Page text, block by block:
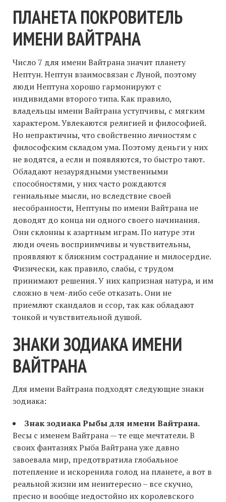
ПЛАНЕТА ПОКРОВИТЕЛЬ
ИМЕНИ ВАЙТРАНА
Число 7 для имени Вайтрана значит планету
Нептун. Нептун взаимосвязан с Луной, поэтому
люди Нептуна хорошо гармонируют с
индивидами второго типа. Как правило,
владельцы имени Вайтрана уступчивы, с мягким
характером. Увлекаются религией и философией.
Но непрактичны, что свойственно личностям с
философским складом ума. Поэтому деньги у них
не водятся, а если и появляются, то быстро тают.
Обладают незаурядными умственными
способностями, у них часто рождаются
гениальные мысли, но вследствие своей
несобранности, Нептуны по имени Вайтрана не
доводят до конца ни одного своего начинания.
Они склонны к азартным играм. По натуре эти
люди очень восприимчивы и чувствительны,
проявляют к ближним сострадание и милосердие.
Физически, как правило, слабы, с трудом
принимают решения. У них капризная натура, и им
сложно в чем-либо себе отказать. Они не
приемлют скандалов и ссор, так как обладают
тонкой и чувствительной душой.
ЗНАКИ ЗОДИАКА ИМЕНИ
ВАЙТРАНА
Для имени Вайтрана подходят следующие знаки
зодиака:
Знак зодиака Рыбы для имени Вайтрана.
Весы с именем Вайтрана — те еще мечтатели. В
своих фантазиях Рыба Вайтрана уже давно
завоевала мир, предотвратила глобальное
потепление и искоренила голод на планете, а вот в
реальной жизни им неинтересно – все скучно,
пресно и вообще недостойно их королевского